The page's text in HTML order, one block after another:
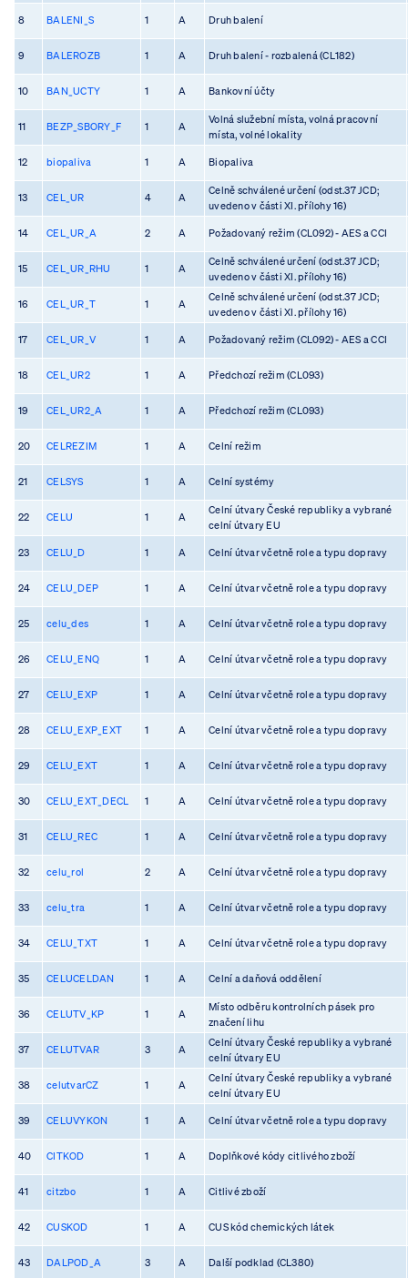
8 BALENI_S 1 A Druh balení
9 BALEROZB 1 A Druh balení - rozbalená (CL182)
10 BAN_UCTY 1 A Bankovní účty
11 BEZP_SBORY_F 1 A
Volná služební místa, volná pracovní
místa, volné lokality
12 biopaliva 1 A Biopaliva
13 CEL_UR 4 A
Celně schválené určení (odst.37 JCD;
uvedeno v části XI. přílohy 16)
14 CEL_UR_A 2 A Požadovaný režim (CL092) - AES a CCI
15 CEL_UR_RHU 1 A
Celně schválené určení (odst.37 JCD;
uvedeno v části XI. přílohy 16)
16 CEL_UR_T 1 A
Celně schválené určení (odst.37 JCD;
uvedeno v části XI. přílohy 16)
17 CEL_UR_V 1 A Požadovaný režim (CL092) - AES a CCI
18 CEL_UR2 1 A Předchozí režim (CL093)
19 CEL_UR2_A 1 A Předchozí režim (CL093)
20 CELREZIM 1 A Celní režim
21 CELSYS 1 A Celní systémy
22 CELU 1 A
Celní útvary České republiky a vybrané
celní útvary EU
23 CELU_D 1 A Celní útvar včetně role a typu dopravy
24 CELU_DEP 1 A Celní útvar včetně role a typu dopravy
25 celu_des 1 A Celní útvar včetně role a typu dopravy
26 CELU_ENQ 1 A Celní útvar včetně role a typu dopravy
27 CELU_EXP 1 A Celní útvar včetně role a typu dopravy
28 CELU_EXP_EXT 1 A Celní útvar včetně role a typu dopravy
29 CELU_EXT 1 A Celní útvar včetně role a typu dopravy
30 CELU_EXT_DECL 1 A Celní útvar včetně role a typu dopravy
31 CELU_REC 1 A Celní útvar včetně role a typu dopravy
32 celu_rol 2 A Celní útvar včetně role a typu dopravy
33 celu_tra 1 A Celní útvar včetně role a typu dopravy
34 CELU_TXT 1 A Celní útvar včetně role a typu dopravy
35 CELUCELDAN 1 A Celní a daňová oddělení
36 CELUTV_KP 1 A
Místo odběru kontrolních pásek pro
značení lihu
37 CELUTVAR 3 A
Celní útvary České republiky a vybrané
celní útvary EU
38 celutvarCZ 1 A
Celní útvary České republiky a vybrané
celní útvary EU
39 CELUVYKON 1 A Celní útvar včetně role a typu dopravy
40 CITKOD 1 A Doplňkové kódy citlivého zboží
41 citzbo 1 A Citlivé zboží
42 CUSKOD 1 A CUS kód chemických látek
43 DALPOD_A 3 A Další podklad (CL380)